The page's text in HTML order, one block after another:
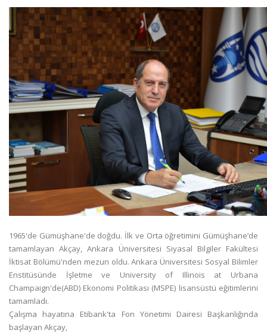
1965'de Gümüşhane'de doğdu. İlk ve Orta öğretimini Gümüşhane’de
tamamlayan Akçay, Ankara Üniversitesi Siyasal Bilgiler Fakültesi
İktisat Bölümü'nden mezun oldu. Ankara Üniversitesi Sosyal Bilimler
Enstitüsünde İşletme ve University of Illinois at Urbana
Champaign'de(ABD) Ekonomi Politikası (MSPE) lisansüstü eğitimlerini
tamamladı.
Çalışma hayatına Etibank'ta Fon Yönetimi Dairesi Başkanlığında
başlayan Akçay,